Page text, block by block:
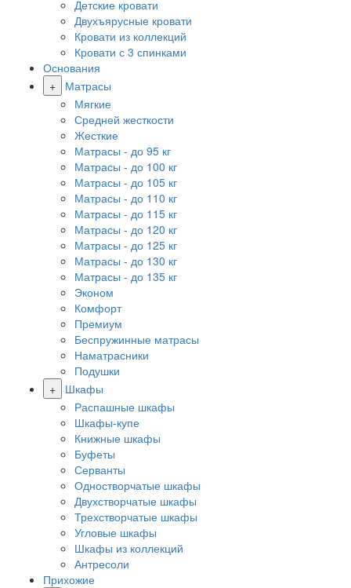
Детские кровати
Двухъярусные кровати
Кровати из коллекций
Кровати с 3 спинками
Основания
+
Матрасы
Мягкие
Средней жесткости
Жесткие
Матрасы - до 95 кг
Матрасы - до 100 кг
Матрасы - до 105 кг
Матрасы - до 110 кг
Матрасы - до 115 кг
Матрасы - до 120 кг
Матрасы - до 125 кг
Матрасы - до 130 кг
Матрасы - до 135 кг
Эконом
Комфорт
Премиум
Беспружинные матрасы
Наматрасники
Подушки
+
Шкафы
Распашные шкафы
Шкафы-купе
Книжные шкафы
Буфеты
Серванты
Одностворчатые шкафы
Двухстворчатые шкафы
Трехстворчатые шкафы
Угловые шкафы
Шкафы из коллекций
Антресоли
Прихожие